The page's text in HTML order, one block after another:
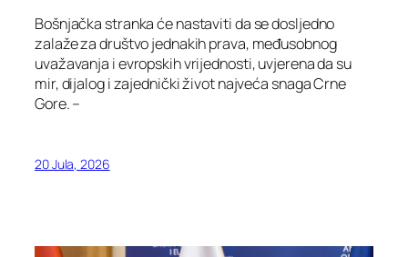
Bošnjačka stranka će nastaviti da se dosljedno
zalaže za društvo jednakih prava, međusobnog
uvažavanja i evropskih vrijednosti, uvjerena da su
mir, dijalog i zajednički život najveća snaga Crne
Gore. –
20 Jula, 2026